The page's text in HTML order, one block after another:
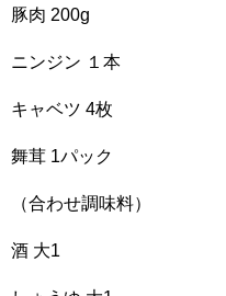
豚肉 200g
ニンジン １本
キャベツ 4枚
舞茸 1パック
（合わせ調味料）
酒 大1